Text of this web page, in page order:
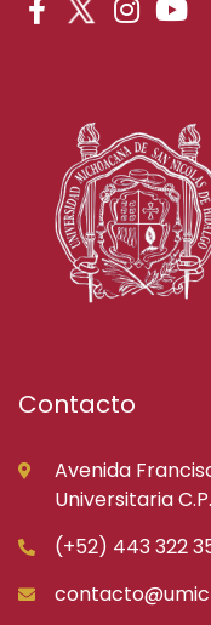
Contacto
Avenida
Universitaria
(+52) 443 322